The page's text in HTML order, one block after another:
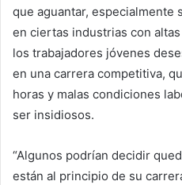
que aguantar, especialmente
en ciertas industrias con
los trabajadores jóvenes
en una carrera competitiva,
horas y malas condiciones
ser insidiosos.
“Algunos podrían decidir
están al principio de su